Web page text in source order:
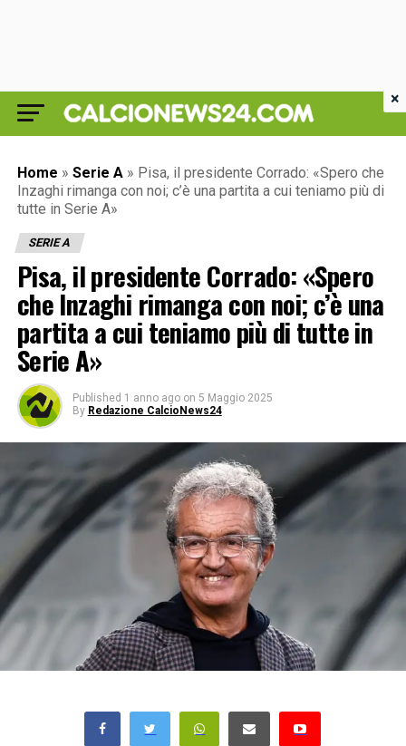
Home » Serie A » Pisa, il presidente Corrado: «Spero che
Inzaghi rimanga con noi; c’è una partita a cui teniamo più di
tutte in Serie A»
SERIE A
Pisa, il presidente Corrado: «Spero
che Inzaghi rimanga con noi; c’è una
partita a cui teniamo più di tutte in
Serie A»
Published 1 anno ago on 5 Maggio 2025
By Redazione CalcioNews24
×